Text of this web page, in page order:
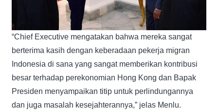
“Chief Executive mengatakan bahwa mereka sangat
berterima kasih dengan keberadaan pekerja migran
Indonesia di sana yang sangat memberikan kontribusi
besar terhadap perekonomian Hong Kong dan Bapak
Presiden menyampaikan titip untuk perlindungannya
dan juga masalah kesejahterannya,” jelas Menlu.